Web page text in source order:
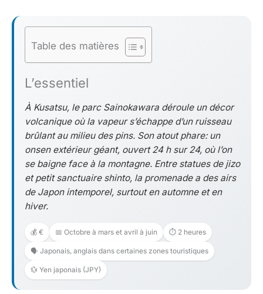
Table des matières
L’essentiel
À Kusatsu, le parc Sainokawara déroule un décor
volcanique où la vapeur s’échappe d’un ruisseau
brûlant au milieu des pins. Son atout phare: un
onsen extérieur géant, ouvert 24 h sur 24, où l’on
se baigne face à la montagne. Entre statues de jizo
et petit sanctuaire shinto, la promenade a des airs
de Japon intemporel, surtout en automne et en
hiver.
💰 € 📅 Octobre à mars et avril à juin ⏱️ 2 heures
🗣️ Japonais, anglais dans certaines zones touristiques
💱 Yen japonais (JPY)